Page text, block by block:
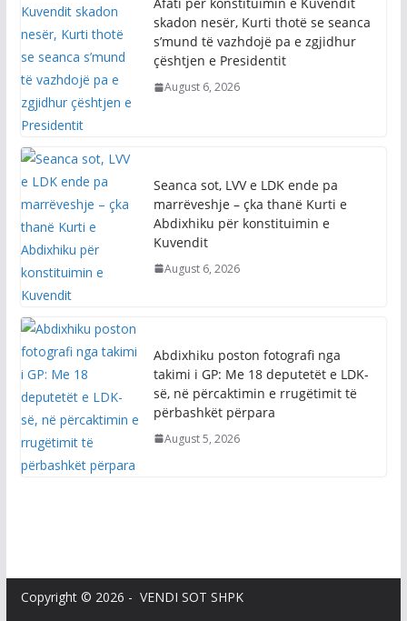
Afati për konstituimin e Kuvendit
skadon nesër, Kurti thotë se seanca
s’mund të vazhdojë pa e zgjidhur
çështjen e Presidentit
Seanca sot, LVV e LDK ende pa
marrëveshje – çka thanë Kurti e
Abdixhiku për konstituimin e
August 6, 2026
Abdixhiku poston fotografi nga
takimi i GP: Me 18 deputetët e LDK-
së, në përcaktimin e rrugëtimit të
përbashkët përpara
August 5, 2026
Copyright © 2026 - VENDI SOT SHPK